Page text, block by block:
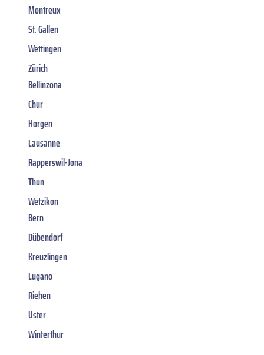
Montreux
St. Gallen
Wettingen
Zürich
Bellinzona
Chur
Horgen
Lausanne
Rapperswil-Jona
Thun
Wetzikon
Bern
Dübendorf
Kreuzlingen
Lugano
Riehen
Uster
Winterthur